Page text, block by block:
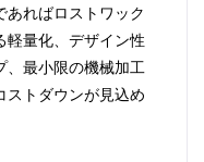
ればロストワック
軽量化、デザイン性
、最小限の機械加工
ストダウンが見込め